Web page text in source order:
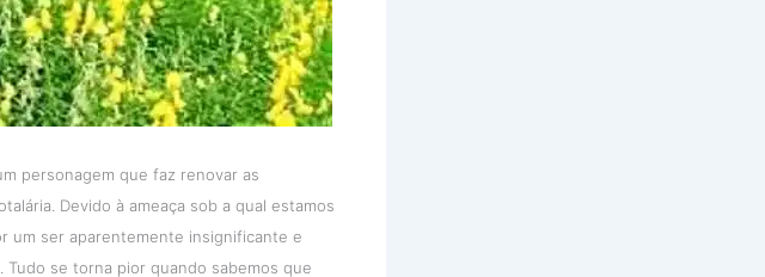
personagem que faz renovar as
Devido à ameaça sob a qual estamos
um ser aparentemente insignificante e
Tudo se torna pior quando sabemos que